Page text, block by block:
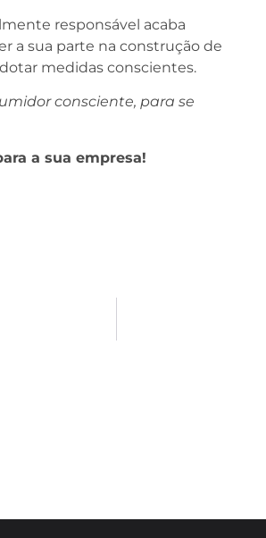
responsável acaba
a sua parte na construção de
medidas conscientes.
consciente, para se
a sua empresa!